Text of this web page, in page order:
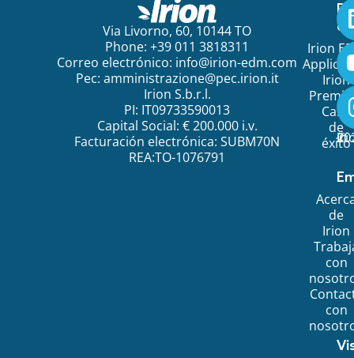
Via Livorno, 60, 10144 TO
Phone: +39 011 3818311
Correo electrónico: info@irion-edm.com
Pec: amministrazione@pec.irion.it
Irion S.b.r.l.
PI: IT09733590013
Capital Social: € 200.000 i.v.
Facturación electrónica: SUBM70N
REA:TO-1076791
Irion
Irion
Caso
de
éxito
de
Irion
con
con
©